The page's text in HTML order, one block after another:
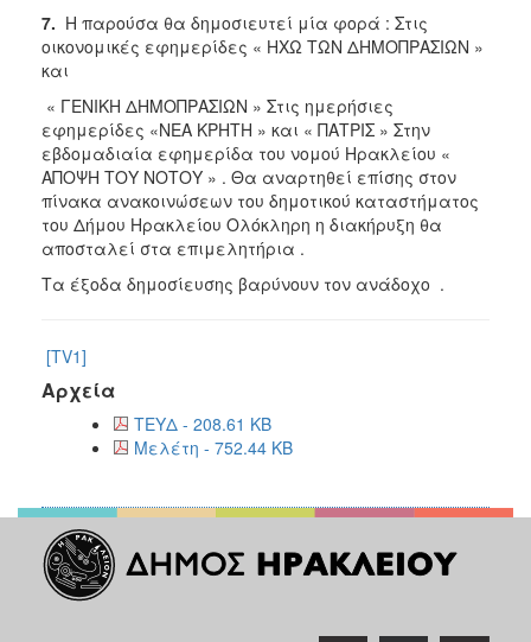
7. Η παρούσα θα δημοσιευτεί μία φορά : Στις
οικονομικές εφημερίδες « ΗΧΩ ΤΩΝ ΔΗΜΟΠΡΑΣΙΩΝ »
και
« ΓΕΝΙΚΗ ΔΗΜΟΠΡΑΣΙΩΝ » Στις ημερήσιες
εφημερίδες «ΝΕΑ ΚΡΗΤΗ » και « ΠΑΤΡΙΣ » Στην
εβδομαδιαία εφημερίδα του νομού Ηρακλείου «
ΑΠΟΨΗ ΤΟΥ ΝΟΤΟΥ » . Θα αναρτηθεί επίσης στον
πίνακα ανακοινώσεων του δημοτικού καταστήματος
του Δήμου Ηρακλείου Ολόκληρη η διακήρυξη θα
αποσταλεί στα επιμελητήρια .
Τα έξοδα δημοσίευσης βαρύνουν τον ανάδοχο .
[TV1]
Αρχεία
ΤΕΥΔ - 208.61 KB
Μελέτη - 752.44 KB